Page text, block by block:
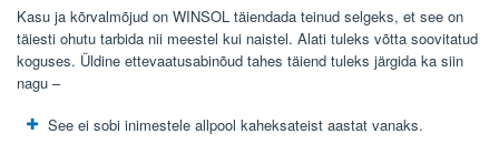
Kasu ja kõrvalmõjud on WINSOL täiendada teinud selgeks, et see on
täiesti ohutu tarbida nii meestel kui naistel. Alati tuleks võtta soovitatud
koguses. Üldine ettevaatusabinõud tahes täiend tuleks järgida ka siin
nagu –
See ei sobi inimestele allpool kaheksateist aastat vanaks.